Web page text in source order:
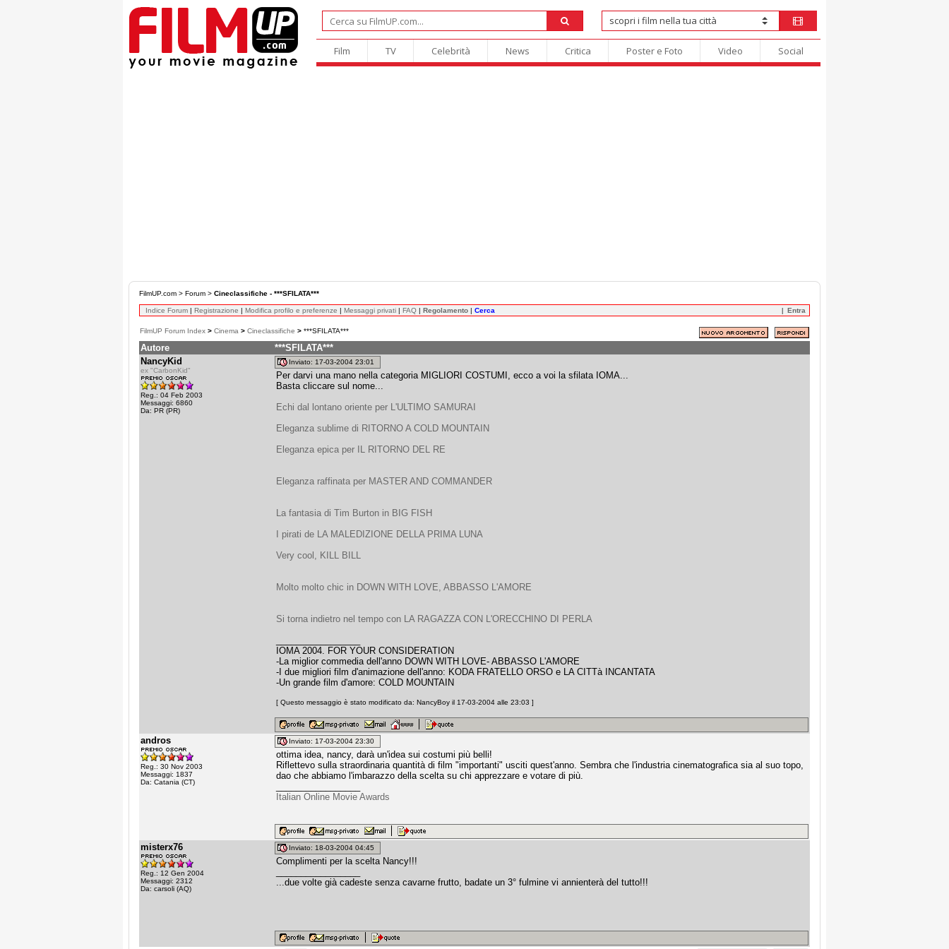
Film TV Celebrità News Critica Poster e Foto Video Social
FilmUP.com > Forum > Cineclassifiche - ***SFILATA***
Indice Forum | Registrazione | Modifica profilo e preferenze | Messaggi privati | FAQ | Regolamento | Cerca Entra
FilmUP Forum Index > Cinema > Cineclassifiche > ***SFILATA***
Autore
***SFILATA***
NancyKid
ex "CarbonKid"
Reg.: 04 Feb 2003
Messaggi: 6860
Da: PR (PR)
Inviato: 17-03-2004 23:01
Per darvi una mano nella categoria MIGLIORI COSTUMI, ecco a voi la sfilata IOMA...
Basta cliccare sul nome...
Echi dal lontano oriente per L'ULTIMO SAMURAI
Eleganza sublime di RITORNO A COLD MOUNTAIN
Eleganza epica per IL RITORNO DEL RE
Eleganza raffinata per MASTER AND COMMANDER
La fantasia di Tim Burton in BIG FISH
I pirati de LA MALEDIZIONE DELLA PRIMA LUNA
Very cool, KILL BILL
Molto molto chic in DOWN WITH LOVE, ABBASSO L'AMORE
Si torna indietro nel tempo con LA RAGAZZA CON L'ORECCHINO DI PERLA
IOMA 2004. FOR YOUR CONSIDERATION
-La miglior commedia dell'anno DOWN WITH LOVE- ABBASSO L'AMORE
-I due migliori film d'animazione dell'anno: KODA FRATELLO ORSO e LA CITTà INCANTATA
-Un grande film d'amore: COLD MOUNTAIN
[ Questo messaggio è stato modificato da: NancyBoy il 17-03-2004 alle 23:03 ]
andros
Reg.: 30 Nov 2003
Messaggi: 1837
Da: Catania (CT)
Inviato: 17-03-2004 23:30
ottima idea, nancy, darà un'idea sui costumi più belli!
Riflettevo sulla straordinaria quantità di film "importanti" usciti quest'anno. Sembra che l'industria cinematografica sia al suo topo,
dao che abbiamo l'imbarazzo della scelta su chi apprezzare e votare di più.
Italian Online Movie Awards
misterx76
Reg.: 12 Gen 2004
Messaggi: 2312
Da: carsoli (AQ)
Inviato: 18-03-2004 04:45
Complimenti per la scelta Nancy!!!
...due volte già cadeste senza cavarne frutto, badate un 3° fulmine vi annienterà del tutto!!!